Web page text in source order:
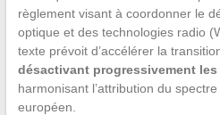
règlement visant à coordonner le
optique et des technologies radio
texte prévoit d’accélérer la
désactivant progressivement
harmonisant l’attribution du
européen.